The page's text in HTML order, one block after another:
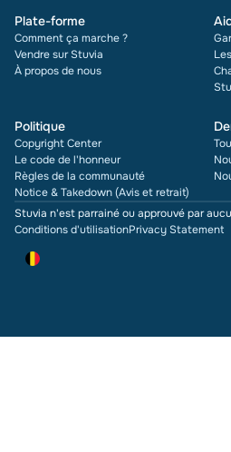
Plate-forme
Comment ça marche ?
Vendre sur Stuvia
À propos de nous
Politique
Copyright Center
Le code de l'honneur
Règles de la communauté
Notice & Takedown (Avis et retrait)
Stuvia n'est parrainé ou approuvé par
Conditions d'utilisationPrivacy Statement